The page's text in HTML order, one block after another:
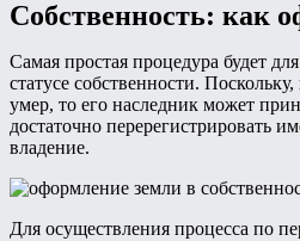
Собственность: как
Самая простая процедура будет
статусе собственности.
умер, то его наследник может
достаточно перерегистрировать
владение.
Для осуществления процесса по